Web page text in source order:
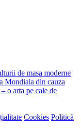
de masa moderne
Mondiala din cauza
o arta pe cale de
Cookies Politică